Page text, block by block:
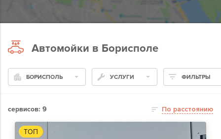
Автомойки в Борисполе
БОРИСПОЛЬ УСЛУГИ ФИЛЬТРЫ
сервисов: 9 По расстоянию
ТОП